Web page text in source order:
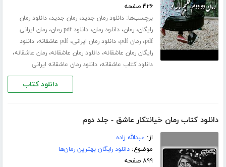
۴۲۶ صفحه
برچسب‌ها:دانلود رمان جدید،رمان جدید،دانلود رمان
رایگان،رمان،دانلود رمان،دانلود pdf رمان ،رمان ایرانی
pdf،رمان pdf ،دانلود رمان ایرانی،pdf عاشقانه ،دانلود
رایگان رمان عاشقانه،دانلود رمان عاشقانه،رمان عاشقانه،
دانلود کتاب عاشقانه،دانلود رمان عاشقانه ایرانی
دانلود کتاب
دانلود کتاب رمان خیانتکار عاشق - جلد دوم
از: عبدالله زاده
موضوع:دانلود رایگان بهترین رمان‌ها
۸۹۹ صفحه